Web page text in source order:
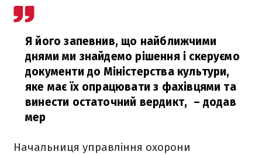
Я його запевнив, що найближчими
днями ми знайдемо рішення і скеруємо
документи до Міністерства культури,
яке має їх опрацювати з фахівцями та
винести остаточний вердикт, – додав
мер
Начальниця управління охорони